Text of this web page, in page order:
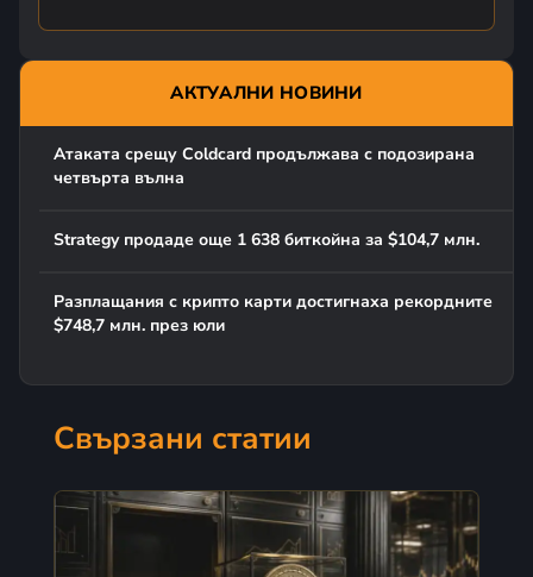
АКТУАЛНИ НОВИНИ
Атаката срещу Coldcard продължава с подозирана
четвърта вълна
Strategy продаде още 1 638 биткойна за $104,7 млн.
Разплащания с крипто карти достигнаха рекордните
$748,7 млн. през юли
Свързани статии